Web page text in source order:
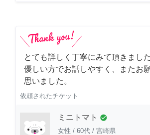
とても詳しく丁寧にみて頂きまし
優しい方でお話しやすく、またお
思いました。
依頼されたチケット
ミニトマト check_circle
女性 / 60代 / 宮崎県